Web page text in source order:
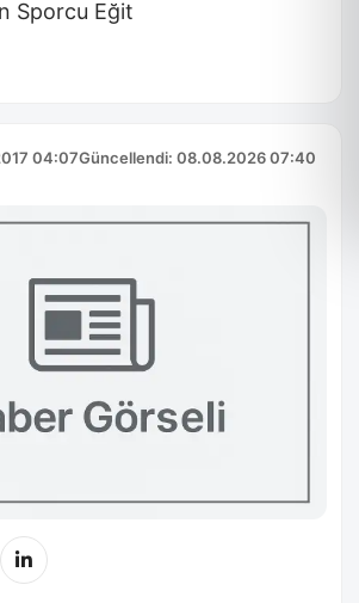
Sporcu Eğit
04:07Güncellendi: 08.08.2026 07:40